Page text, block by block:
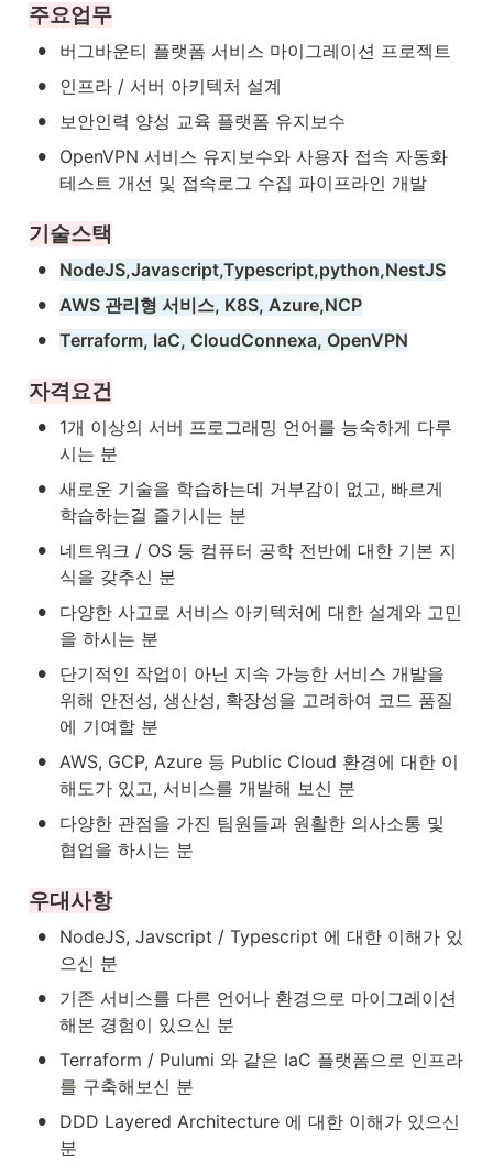
주요업무
• 버그바운티 플랫폼 서비스 마이그레이션 프로젝트
• 인프라 / 서버 아키텍처 설계
• 보안인력 양성 교육 플랫폼 유지보수
•
OpenVPN 서비스 유지보수와 사용자 접속 자동화
테스트 개선 및 접속로그 수집 파이프라인 개발
기술스택
• NodeJS,Javascript,Typescript,python,NestJS
• AWS 관리형 서비스, K8S, Azure,NCP
• Terraform, IaC, CloudConnexa, OpenVPN
자격요건
•
1개 이상의 서버 프로그래밍 언어를 능숙하게 다루
시는 분
• 새로운 기술을 학습하는데 거부감이 없고, 빠르게
학습하는걸 즐기시는 분
•
네트워크 / OS 등 컴퓨터 공학 전반에 대한 기본 지
식을 갖추신 분
•
다양한 사고로 서비스 아키텍처에 대한 설계와 고민
을 하시는 분
•
단기적인 작업이 아닌 지속 가능한 서비스 개발을
위해 안전성, 생산성, 확장성을 고려하여 코드 품질
에 기여할 분
• AWS, GCP, Azure 등 Public Cloud 환경에 대한 이
해도가 있고, 서비스를 개발해 보신 분
•
다양한 관점을 가진 팀원들과 원활한 의사소통 및
협업을 하시는 분
우대사항
•
NodeJS, Javscript / Typescript 에 대한 이해가 있
으신 분
•
기존 서비스를 다른 언어나 환경으로 마이그레이션
해본 경험이 있으신 분
• Terraform / Pulumi 와 같은 IaC 플랫폼으로 인프라
를 구축해보신 분
•
DDD Layered Architecture 에 대한 이해가 있으신
분